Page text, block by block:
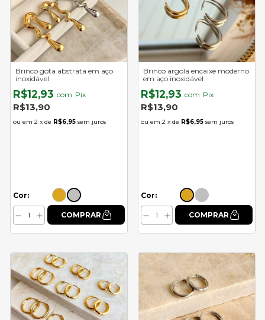
Brinco gota abstrata em aço
inoxidável
R$12,93 com Pix
R$13,90
2 x de R$6,95 sem juros
Cor:
Brinco argola encaixe moderno
em aço inoxidável
R$12,93 com Pix
R$13,90
2 x de R$6,95 sem juros
Cor: